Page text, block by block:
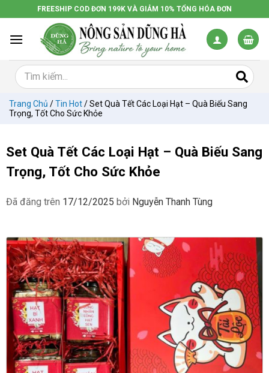
đến
dung
FREESHIP COD ĐƠN 199K VÀ GIẢM 10% TỔNG HÓA ĐƠN
Trang Chủ /Tin Hot/Set Quà Tết Các Loại Hạt – Quà Biếu Sang
Trọng, Tốt Cho Sức Khỏe
Set Quà Tết Các Loại Hạt – Quà Biếu Sang
Trọng, Tốt Cho Sức Khỏe
Đã đăng trên 17/12/2025 bởi Nguyễn Thanh Tùng